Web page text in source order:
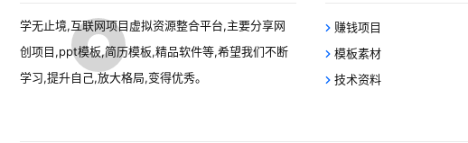
学无止境,互联网项目虚拟资源整合平台,主要分享网
创项目,ppt模板,简历模板,精品软件等,希望我们不断
学习,提升自己,放大格局,变得优秀。
赚钱项目
模板素材
技术资料